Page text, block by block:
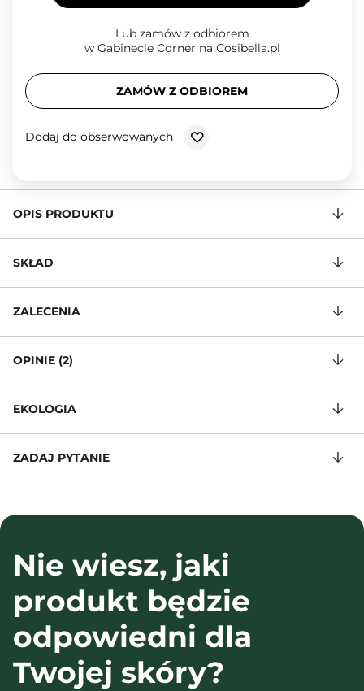
Lub zamów z odbiorem
w Gabinecie Corner na Cosibella.pl
ZAMÓW Z ODBIOREM
Dodaj do obserwowanych
OPIS PRODUKTU
SKŁAD
ZALECENIA
OPINIE (2)
EKOLOGIA
ZADAJ PYTANIE
Nie wiesz, jaki
produkt będzie
odpowiedni dla
Twojej skóry?